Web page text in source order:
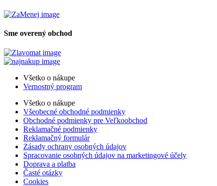
Sme overený obchod
Všetko o nákupe
Vernostný program
Všetko o nákupe
Všeobecné obchodné podmienky
Obchodné podmienky pre Veľkoobchod
Reklamačné podmienky
Reklamačný formulár
Zásady ochrany osobných údajov
Spracovanie osobných údajov na marketingové účely
Doprava a platba
Časté otázky
Cookies